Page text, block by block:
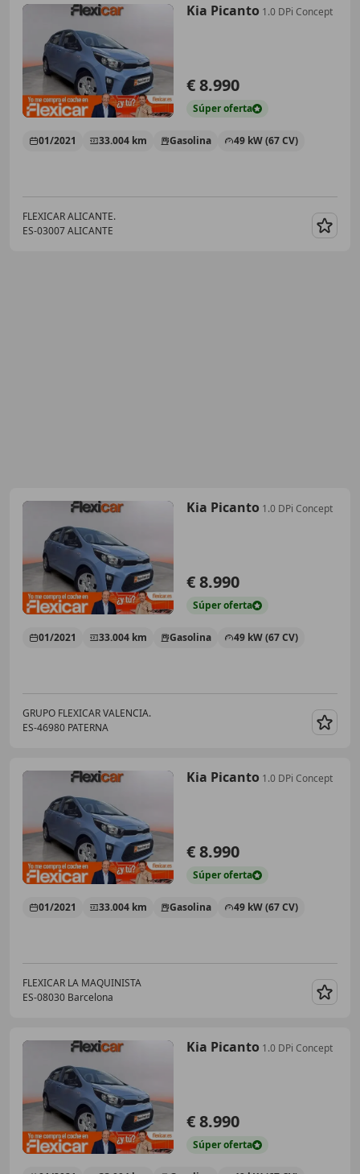
Kia Picanto 1.0 DPi Concept
€ 8.990
Súperoferta
01/2021 33.004 km Gasolina 49 kW (67 CV)
FLEXICAR ALICANTE.
ES-03007 ALICANTE
Kia Picanto 1.0 DPi Concept
€ 8.990
Súperoferta
01/2021 33.004 km Gasolina 49 kW (67 CV)
GRUPO FLEXICAR VALENCIA.
ES-46980 PATERNA
Kia Picanto 1.0 DPi Concept
€ 8.990
Súperoferta
01/2021 33.004 km Gasolina 49 kW (67 CV)
FLEXICAR LA MAQUINISTA
ES-08030 Barcelona
Kia Picanto 1.0 DPi Concept
€ 8.990
Súperoferta